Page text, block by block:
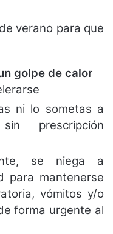
verano para que
golpe de calor
ni lo sometas a
prescripción
se niega a
para mantenerse
vómitos y/o
forma urgente al